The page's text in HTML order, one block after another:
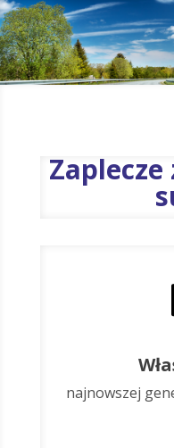
najnowszej